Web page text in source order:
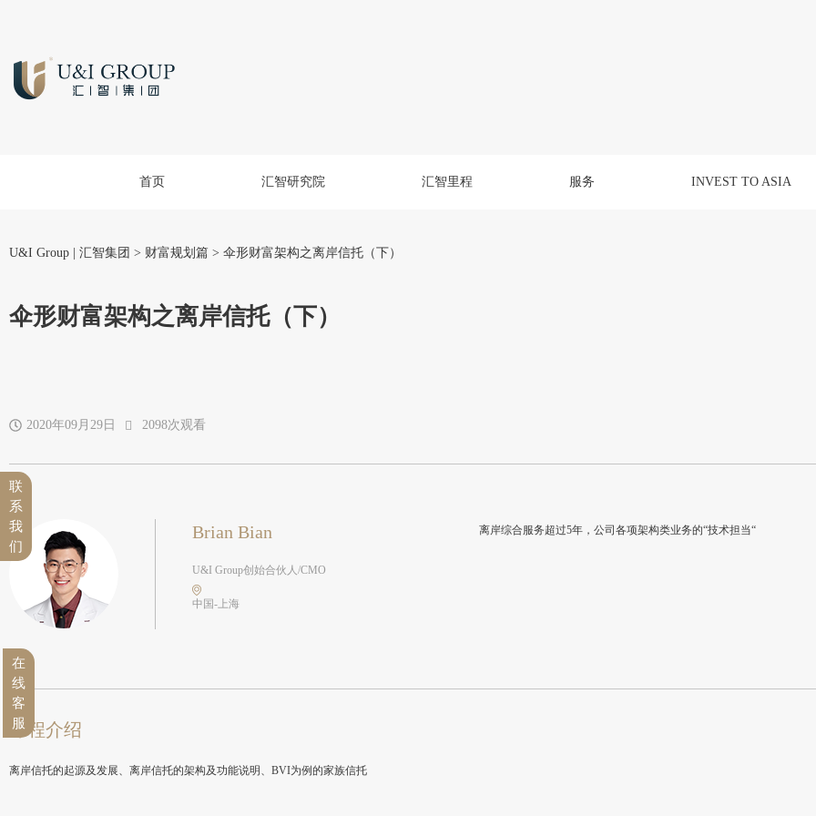
首页 汇智研究院 汇智里程 服务 INVEST TO ASIA
U&I Group | 汇智集团 > 财富规划篇 > 伞形财富架构之离岸信托（下）
伞形财富架构之离岸信托（下）
2020年09月29日 2098次观看
Brian Bian
U&I Group创始合伙人/CMO
中国-上海
离岸综合服务超过5年，公司各项架构类业务的“技术担当“
课程介绍
离岸信托的起源及发展、离岸信托的架构及功能说明、BVI为例的家族信托
联
系
我
们
在
线
客
服